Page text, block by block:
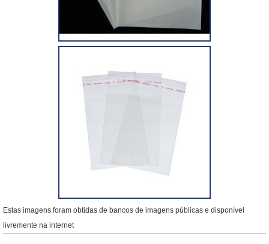
Estas imagens foram obtidas de bancos de imagens públicas e disponível
livremente na internet